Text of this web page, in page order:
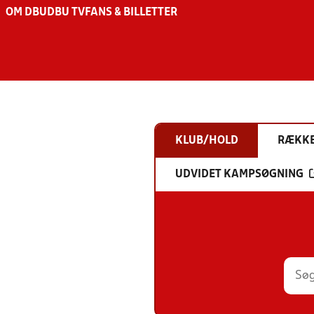
OM DBU DBU TV FANS & BILLETTER
KLUB/HOLD
UDVIDET KAMPSØGNING